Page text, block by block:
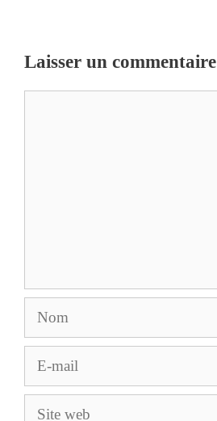
Laisser un commentaire
Nom
E-
Site